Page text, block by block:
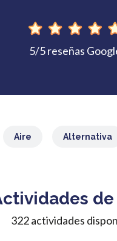
5/5 reseñas
Aire Alternativa
322 actividades